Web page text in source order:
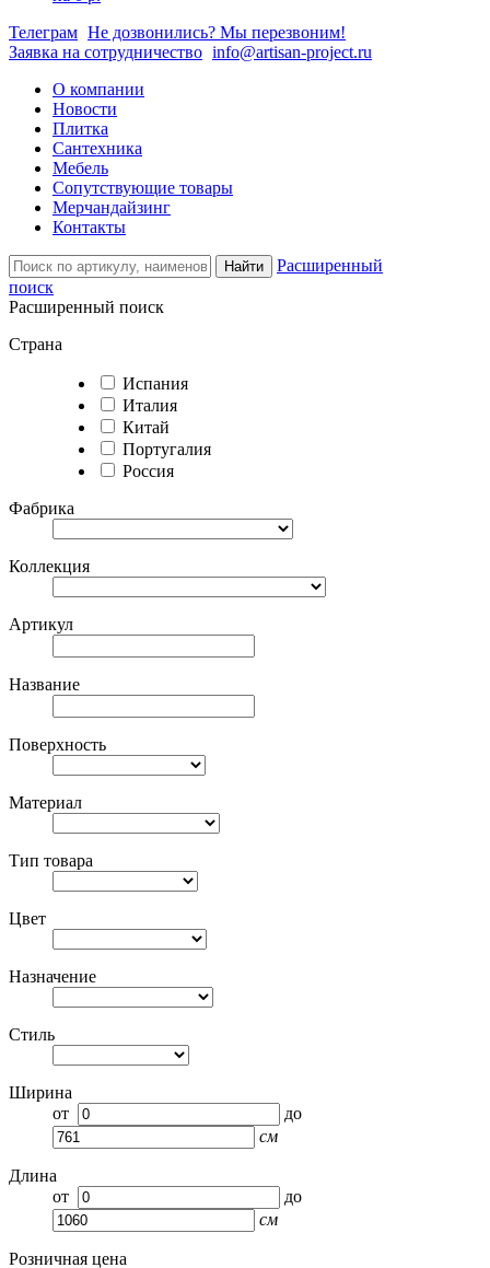
Телеграм Не дозвонились? Мы перезвоним!
Заявка на сотрудничество info@artisan-project.ru
О компании
Новости
Плитка
Сантехника
Мебель
Сопутствующие товары
Мерчандайзинг
Контакты
Найти
Расширенный
поиск
Расширенный поиск
Страна
Испания
Италия
Китай
Португалия
Россия
Фабрика
Коллекция
Артикул
Название
Поверхность
Материал
Тип товара
Цвет
Назначение
Стиль
Ширина
от
до
см
Длина
от
до
см
Розничная цена